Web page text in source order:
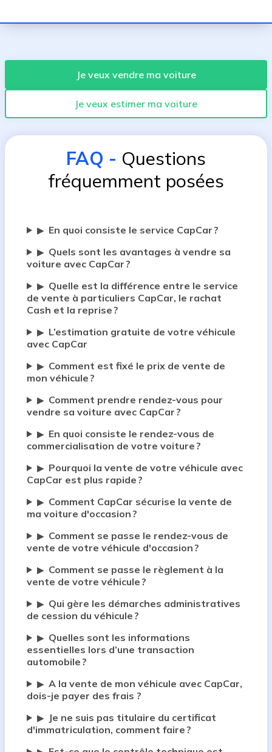
Je veux vendre ma voiture
Je veux estimer ma voiture
FAQ - Questions
fréquemment posées
▶ En quoi consiste le service CapCar ?
▶ Quels sont les avantages à vendre sa
voiture avec CapCar ?
▶ Quelle est la différence entre le service
de vente à particuliers CapCar, le rachat
Cash et la reprise ?
▶ L’estimation gratuite de votre véhicule
avec CapCar
▶ Comment est fixé le prix de vente de
mon véhicule ?
▶ Comment prendre rendez-vous pour
vendre sa voiture avec CapCar ?
▶ En quoi consiste le rendez-vous de
commercialisation de votre voiture ?
▶ Pourquoi la vente de votre véhicule avec
CapCar est plus rapide ?
▶ Comment CapCar sécurise la vente de
ma voiture d'occasion ?
▶ Comment se passe le rendez-vous de
vente de votre véhicule d'occasion ?
▶ Comment se passe le règlement à la
vente de votre véhicule ?
▶ Qui gère les démarches administratives
de cession du véhicule ?
▶ Quelles sont les informations
essentielles lors d’une transaction
automobile ?
▶ A la vente de mon véhicule avec CapCar,
dois-je payer des frais ?
▶
Je ne suis pas titulaire du certificat
d'immatriculation, comment faire ?